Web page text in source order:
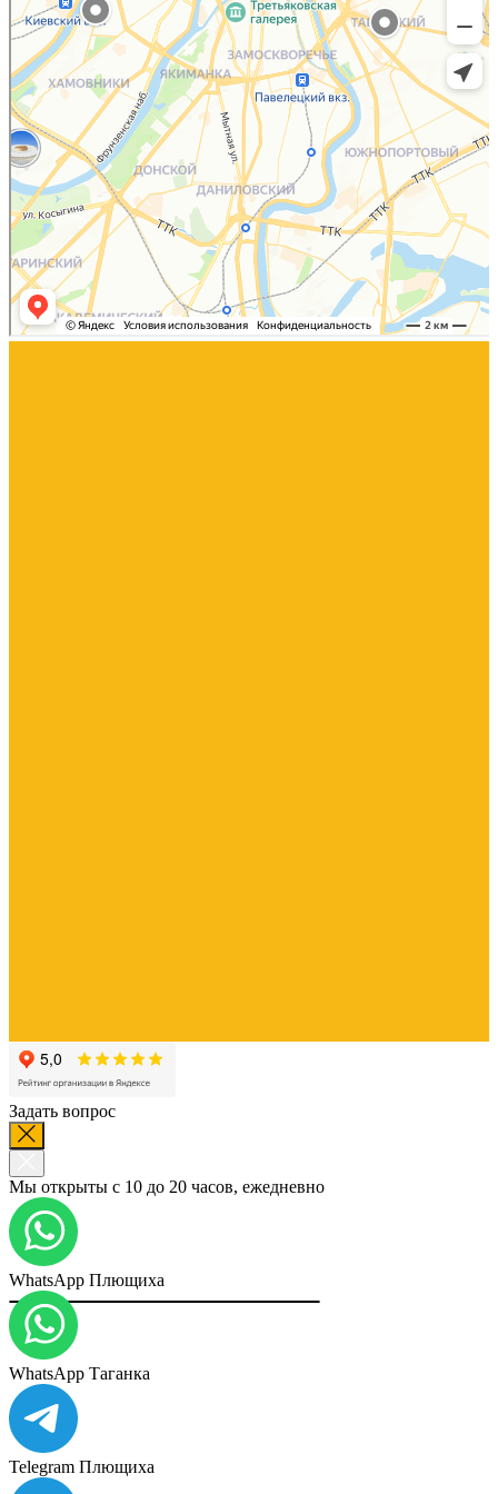
Задать вопрос
Мы открыты с 10 до 20 часов, ежедневно
WhatsApp Плющиха
WhatsApp Таганка
Telegram Плющиха